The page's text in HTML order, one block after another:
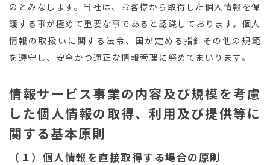
のとみなします。当社は、お客様から取得した個人情報を保
護する事が極めて重要な事であると認識しております。個人
情報の取扱いに関する法令、国が定める指針その他の規範
を遵守し、安全かつ適正な情報管理に努めてまいります。
情報サービス事業の内容及び規模を考慮
した個人情報の取得、利用及び提供等に
関する基本原則
（１）個人情報を直接取得する場合の原則